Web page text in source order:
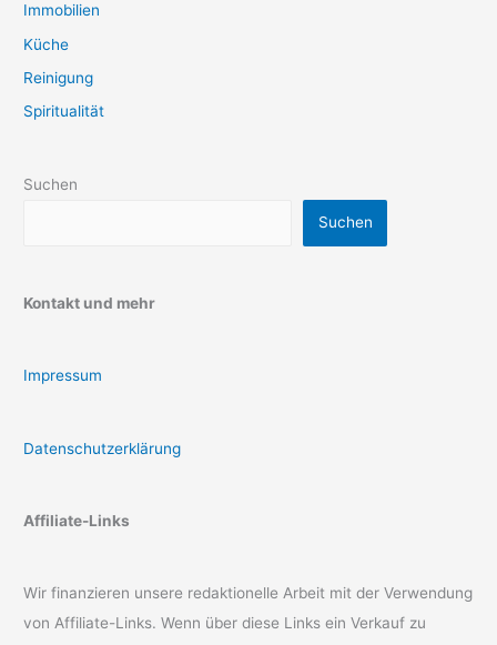
Immobilien
Küche
Reinigung
Spiritualität
Suchen
Suchen
Kontakt und mehr
Impressum
Datenschutzerklärung
Affiliate-Links
Wir finanzieren unsere redaktionelle Arbeit mit der Verwendung
von Affiliate-Links. Wenn über diese Links ein Verkauf zu